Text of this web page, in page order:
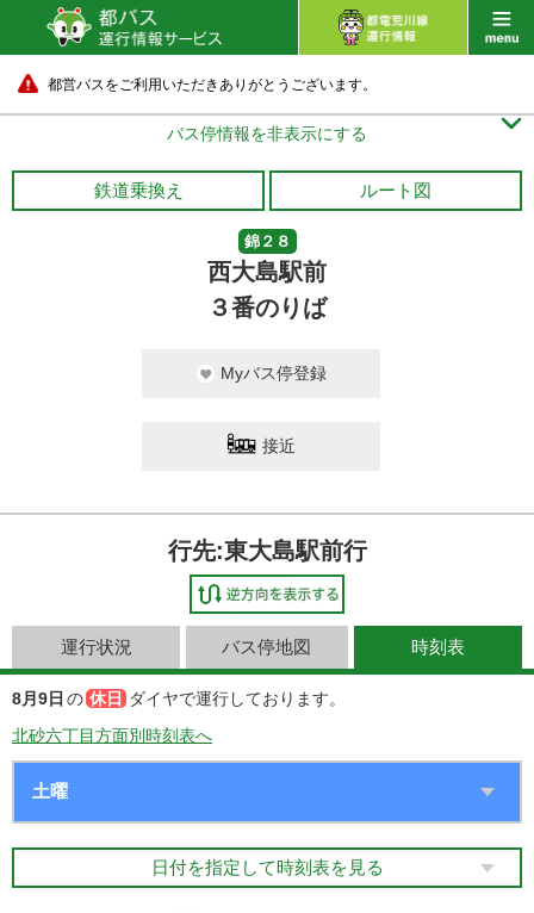
都営バスをご利用いただきありがとうございます。
バス停情報を非表示にする 
鉄道乗換え ルート図
錦２８
西大島駅前
３番のりば
Myバス停登録
接近
行先:東大島駅前行
運行状況 バス停地図 時刻表
8月9日 の 休日
ダイヤで運行しております。
北砂六丁目方面別時刻表へ
日付を指定して時刻表を見る